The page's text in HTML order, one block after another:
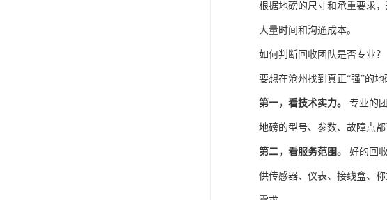
根据地磅的尺寸和承重要求
大量时间和沟通成本。
如何判断回收团队是否专业？
要想在沧州找到真正“强”的
第一，看技术实力。 专业的
地磅的型号、参数、故障点
第二，看服务范围。 好的回
供传感器、仪表、接线盒、